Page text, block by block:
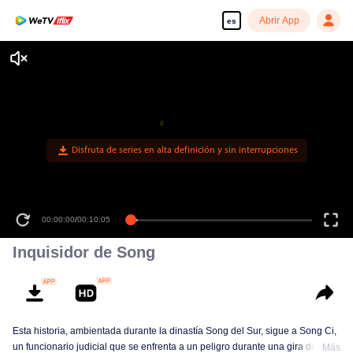
es Abrir App
Disfruta de series en alta definición y sin interrupciones
00:00:00/00:10:05
Inquisidor de Song
Esta historia, ambientada durante la dinastía Song del Sur, sigue a Song Ci,
un funcionario judicial que se enfrenta a un peligro durante una gira de
Más